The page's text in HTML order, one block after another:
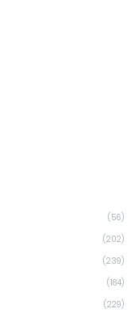
(56)
(202)
(239)
(184)
(229)